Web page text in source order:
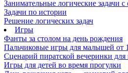
Занимательные логические задачи с
Задачи по истории
Решение логических задач
Игры
Фанты за столом на день рождения
Пальчиковые игры для малышей от
Сценарий пиратской вечеринки для
Игры для детей во время прогулки